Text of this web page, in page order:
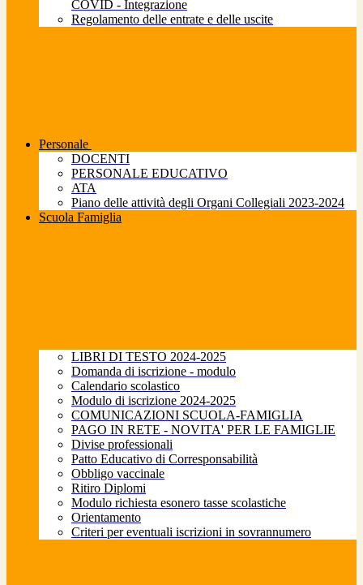
COVID - Integrazione
Regolamento delle entrate e delle uscite
Personale
DOCENTI
PERSONALE EDUCATIVO
ATA
Piano delle attività degli Organi Collegiali 2023-2024
Scuola Famiglia
LIBRI DI TESTO 2024-2025
Domanda di iscrizione - modulo
Calendario scolastico
Modulo di iscrizione 2024-2025
COMUNICAZIONI SCUOLA-FAMIGLIA
PAGO IN RETE - NOVITA' PER LE FAMIGLIE
Divise professionali
Patto Educativo di Corresponsabilità
Obbligo vaccinale
Ritiro Diplomi
Modulo richiesta esonero tasse scolastiche
Orientamento
Criteri per eventuali iscrizioni in sovrannumero